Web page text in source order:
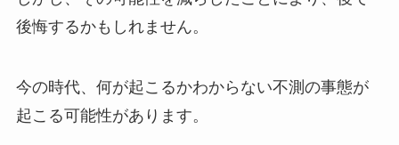
後悔するかもしれません。
今の時代、何が起こるかわからない不測の事態が
起こる可能性があります。